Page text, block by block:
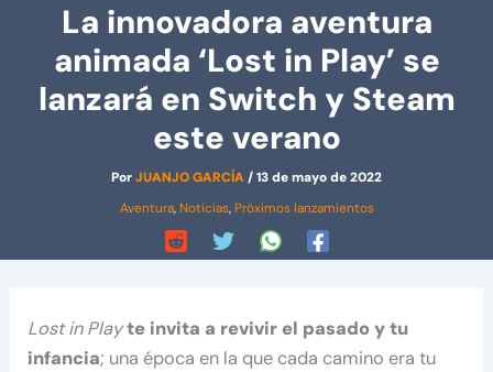
La innovadora aventura
animada ‘Lost in Play’ se
lanzará en Switch y Steam
este verano
PorJUANJO GARCÍA/13 de mayo de 2022
Aventura, Noticias, Próximos lanzamientos
Lost in Playte invita a revivir el pasado y tu
infancia; una época en la que cada camino era tu